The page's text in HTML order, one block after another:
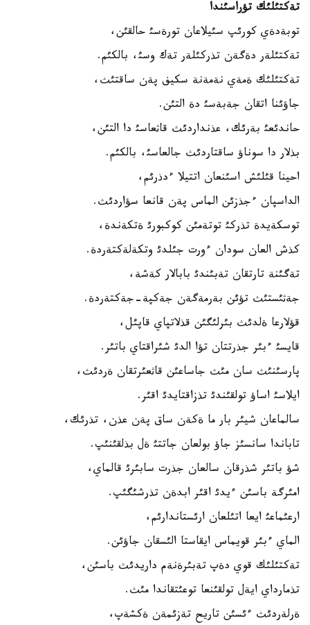
تةكتئلئك تؤراسئندا
توبةدةي كورئپ سئيلاعان تورةسئ حالقئن،
تةكتئلةر دةگةن تذركئلةر تةك وسئ، بالكئم.
تةكتئلئك ةمةي نةمةنة سكيف پةن ساقتئث،
جاؤئنا اتقان جةبةسئ دة التئن.
حاندئعئ بةرئك، عذنداردئث قاثعاسئ دا التئن،
بذلار دا سوناؤ ساقتاردئث جالعاسئ، بالكئم.
احينا قئلئش اسئنعان اتتيلا ءدذرئم،
الداسپان ءجذزئن الماس پةن قانعا سؤاردئث.
توسكةيدة تذركئ توتةمئن كوكبورئ ةتكةندة،
كذش العان سودان ءورت جئلدئ وتكةلةكتةردة.
تةگئنة تارتقان تةبئندئ بابالار كةشة،
جةثئستئث تؤئن بةرمةگةن جةكپة-جةكتةردة.
قؤلارعا ةلدئث بئرلئگئن قذلاتپاي قاپئل،
قايسئ ءبئر جذرتتان تؤا الدئ شئراقتاي باتئر.
پارسئنئث سان مئث جاساعئن قاثعئرتقان ةردئث،
ايلاسئ اساؤ تولقئندئ تذزاقتايدئ اقئر.
سالماعان شيئر بار ما ةكةن ساق پةن عذن، تذرئك،
تاباندا سانسئز جاؤ بولعان جاتتئ ةل بذلقئنئپ.
شؤ باتئر شذرقان سالعان جذرت سابئرئ قالماي،
امئرگة باسئن ءيدئ اقئر ابدةن تذرشئگئپ.
ارعئماعئ ايعا اتئلعان ارئستاندارئم،
الماي ءبئر قويماس ايقاستا الئسقان جاؤئن.
تةكتئلئك قوي دةپ تةبئرةنةم داريدئث باسئن،
تذمارداي ايةل تولقئنعا توعئتقاندا مئث.
ةرلةردئث ءئسئن تاريح تةزئمةن ةكشةپ،